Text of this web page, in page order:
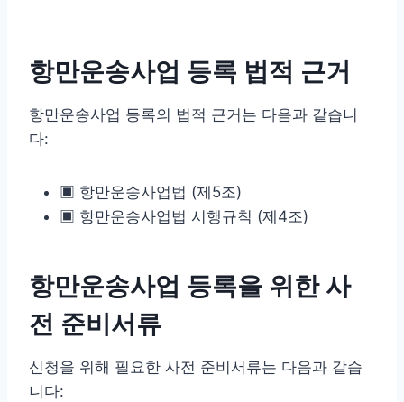
항만운송사업 등록 법적 근거
항만운송사업 등록의 법적 근거는 다음과 같습니
다:
▣ 항만운송사업법 (제5조)
▣ 항만운송사업법 시행규칙 (제4조)
항만운송사업 등록을 위한 사
전 준비서류
신청을 위해 필요한 사전 준비서류는 다음과 같습
니다: